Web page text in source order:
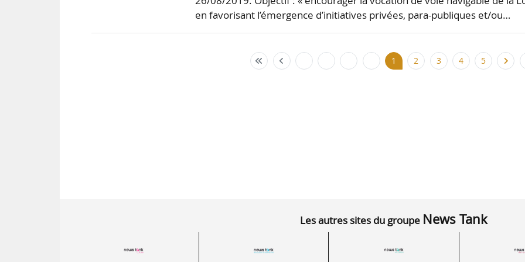
en favorisant l’émergence d’initiatives privées, para-publiques et/ou…
1 2 3 4 5
Les autres sites du groupe News Tank